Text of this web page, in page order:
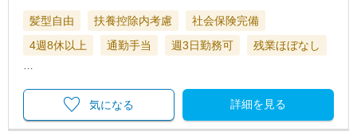
髪型自由 扶養控除内考慮
社会保険完備
4週8休以上
通勤手当 週3日勤務可 残業ほぼなし
詳細を見る
気になる